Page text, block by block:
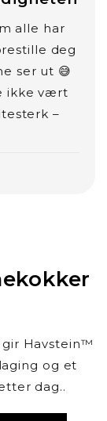
alle har
deg
ser ut 😅
ikke vært
–
Havstein™
og et
dag..